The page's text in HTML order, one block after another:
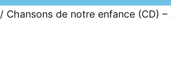
/ Chansons de notre enfance (CD)